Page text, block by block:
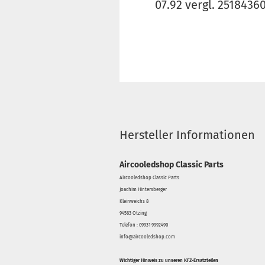
07.92 vergl.
Hersteller Informationen
Aircooledshop Classic Parts
Aircooledshop Classic Parts
Joachim Hintersberger
Kleinweichs 8
94563 Otzing
Telefon : 09931 9992490
info@aircooledshop.com
Wichtiger Hinweis zu unseren KFZ-Ersatzteilen